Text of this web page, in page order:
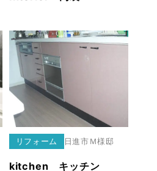
リフォーム 日進市Ｍ様邸
kitchen キッチン